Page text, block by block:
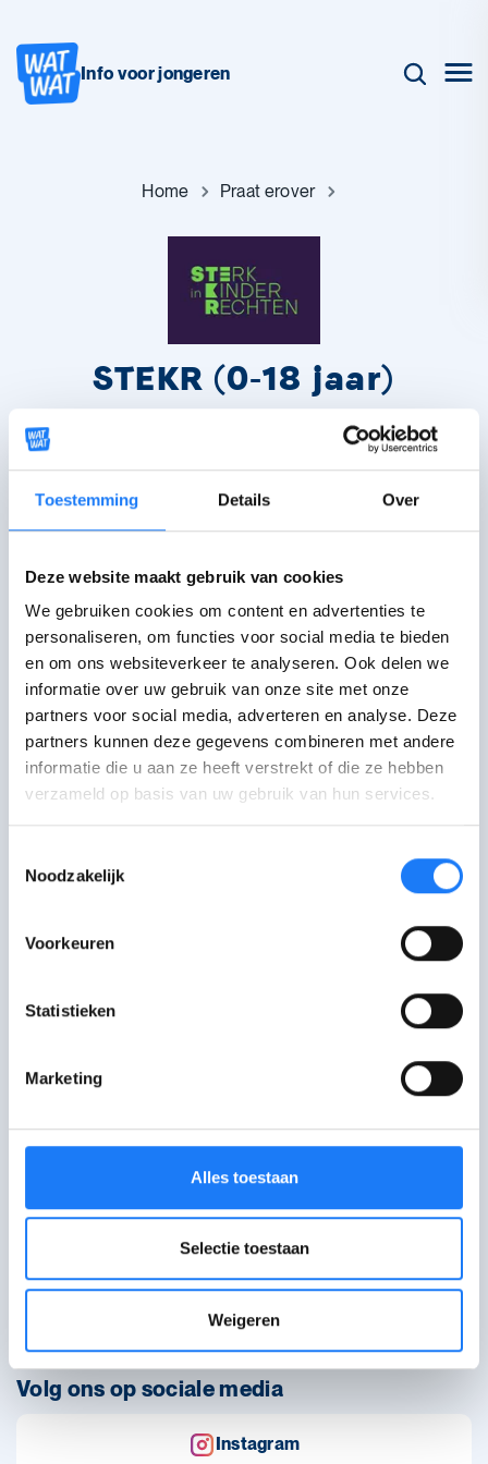
Toestemming Details Over
Deze website maakt gebruik van cookies
We gebruiken cookies om content en advertenties te
personaliseren, om functies voor social media te bieden
en om ons websiteverkeer te analyseren. Ook delen we
informatie over uw gebruik van onze site met onze
partners voor social media, adverteren en analyse. Deze
partners kunnen deze gegevens combineren met andere
informatie die u aan ze heeft verstrekt of die ze hebben
verzameld op basis van uw gebruik van hun services.
Noodzakelijk
Voorkeuren
Statistieken
Marketing
Alles toestaan
Selectie toestaan
Weigeren
Info voor jongeren
Home Praat erover
STEKR (0-18 jaar)
vragen? Stel STEKR je vragen over je rechten als minderjarige,
Dinsdag: 17:00-19:00 uur, woensdag: 10:00-
17:00 uur, donderdag: 17:00-19:00 uur. Via het
chat-icoon rechtsonder.
Ga langs bij STEKR (0-18 jaar)
Smidsestraat 130, Gent, woensdag 10:00-
17:00 uur. Andere dagen op afspraak.
Mail met STEKR (0-18 jaar)
09 233 65 65. Dinsdag 17:00-19:00 uur,
WAT WAT brengt info voor jongeren via artikels, verhalen
en hulplijnen.
Over WAT WAT
Bestel infomateriaal
Volg ons op sociale media
Instagram